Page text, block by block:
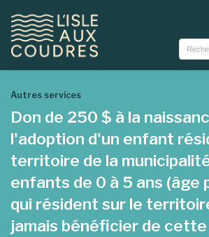
(Municipalité )
(Services )
Autres services
Don de 250 $ à la
l'adoption d'un enfant
territoire de la
enfants de 0 à 5 ans (âge
qui résident sur le
jamais bénéficier de cette